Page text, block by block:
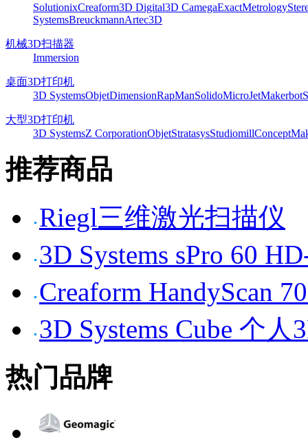
SolutionixCreaform3D Digital3D CamegaExactMetrology
SystemsBreuckmannArtec3D
机械3D扫描器
Immersion
桌面3D打印机
3D SystemsObjetDimensionRapManSolidoMicroJetMakerbot
大型3D打印机
3D SystemsZ CorporationObjetStratasysStudiomillConcept
推荐商品
Riegl三维激光扫描仪
3D Systems sPro 60
Creaform HandyScan
3D Systems Cube 个人
热门品牌